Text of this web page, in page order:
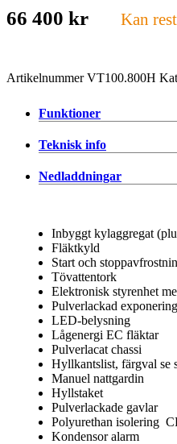
66 400 kr Kan
ArtikelnummerVT100.800H
Funktioner
Teknisk info
Nedladdningar
Inbyggt kylaggregat
Fläktkyld
Start och
Tövattentork
Elektronisk styrenhet
Pulverlackad
LED-belysning
Lågenergi EC fläktar
Pulverlacat chassi
Hyllkantslist, färgval se
Manuel nattgardin
Hyllstaket
Pulverlackade gavlar
Polyurethan isolering
Kondensor alarm